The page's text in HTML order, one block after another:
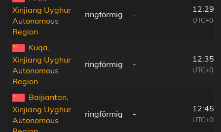
Xinjiang Uyghur
Autonomous
Region
ringförmig -
Kuqa,
Xinjiang Uyghur
Autonomous
Region
ringförmig -
Baijiantan,
Xinjiang Uyghur
Autonomous
ringförmig -